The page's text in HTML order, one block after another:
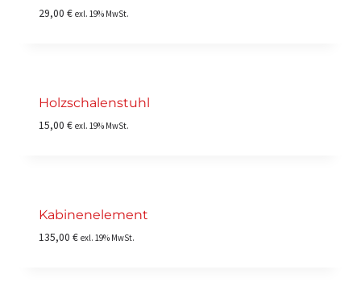
29,00 € exl. 19% MwSt.
Holzschalenstuhl
15,00 € exl. 19% MwSt.
Kabinenelement
135,00 € exl. 19% MwSt.